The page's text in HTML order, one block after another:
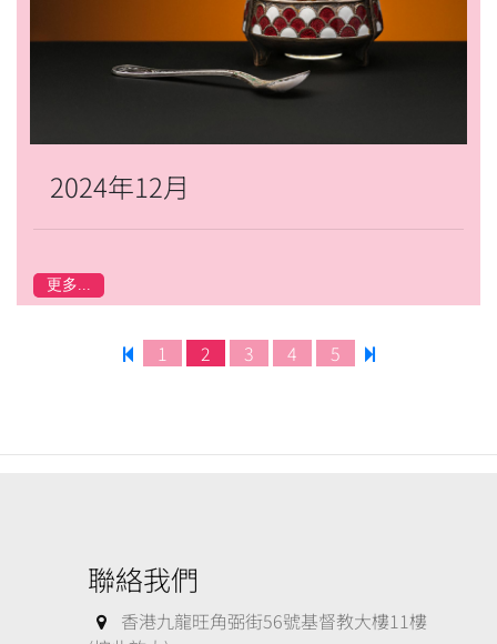
2024年12月
更多...
1 2 3 4 5
聯絡我們
香港九龍旺角弼街56號基督教大樓11樓